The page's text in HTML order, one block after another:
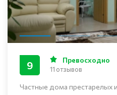
Частные дома престарелых
9 Превосходно
11 отзывов